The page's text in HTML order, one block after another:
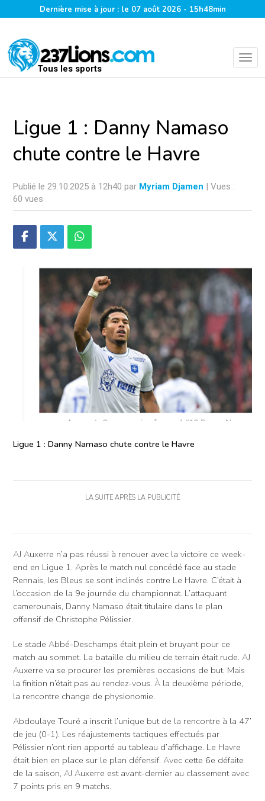
Dernière mise à jour : le 07 août 2026 - 15h48min
Tous les sports
Ligue 1 : Danny Namaso
chute contre le Havre
Publié le 29.10.2025 à 12h40 par Myriam Djamen | Vues :
60 vues
Ligue 1 : Danny Namaso chute contre le Havre
LA SUITE APRÈS LA PUBLICITÉ
AJ Auxerre n’a pas réussi à renouer avec la victoire ce week-
end en Ligue 1. Après le match nul concédé face au stade
Rennais, les Bleus se sont inclinés contre Le Havre. C’était à
l’occasion de la 9e journée du championnat. L’attaquant
camerounais, Danny Namaso était titulaire dans le plan
offensif de Christophe Pélissier.
Le stade Abbé-Deschamps était plein et bruyant pour ce
match au sommet. La bataille du milieu de terrain était rude. AJ
Auxerre va se procurer les premières occasions de but. Mais
la finition n’était pas au rendez-vous. À la deuxième période,
la rencontre change de physionomie.
Abdoulaye Touré a inscrit l’unique but de la rencontre à la 47’
de jeu (0-1). Les réajustements tactiques effectués par
Pélissier n’ont rien apporté au tableau d’affichage. Le Havre
était bien en place sur le plan défensif. Avec cette 6e défaite
de la saison, AJ Auxerre est avant-dernier au classement avec
7 points pris en 9 matchs.